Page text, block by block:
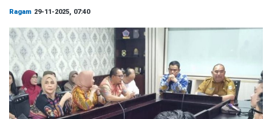
Ragam 29-11-2025, 07:40